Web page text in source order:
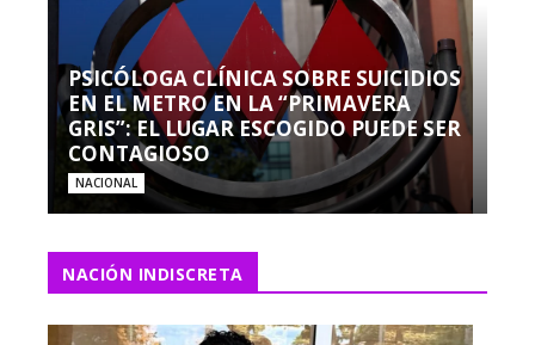
PSICÓLOGA CLÍNICA SOBRE SUICIDIOS
EN EL METRO EN LA “PRIMAVERA
GRIS”: EL LUGAR ESCOGIDO PUEDE SER
CONTAGIOSO
NACIONAL
NACIÓN INDISCRETA